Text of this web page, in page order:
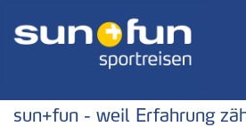
sun+fun - weil Erfahrung